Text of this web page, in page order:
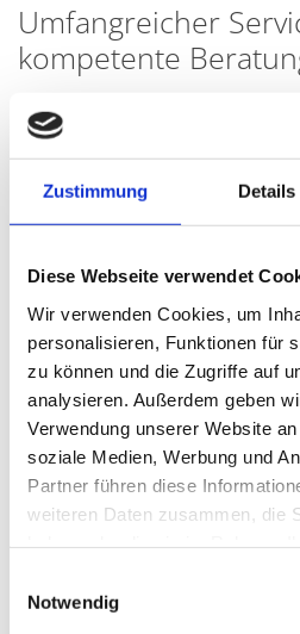
Zustimmung Details
Diese Webseite verwendet
Wir verwenden Cookies, um
personalisieren, Funktionen für
zu können und die Zugriffe auf
analysieren. Außerdem geben
Verwendung unserer Website
soziale Medien, Werbung und
Partner führen diese
weiteren Daten zusammen, die
Notwendig
Umfangreicher
kompetente
Bei Küchen Zöllner – Ihrem
Raum erwartet Sie nicht nur
Beratung zu allen Themen,
sondern ein umfassender
Standardleistungen und über
Öffnungszeiten hinaus.
Leistungsangebot
individuelle Beratung –
perfekte Küche – gern
3D-Küchenplanung mit
Präsentation – wir
greifbar